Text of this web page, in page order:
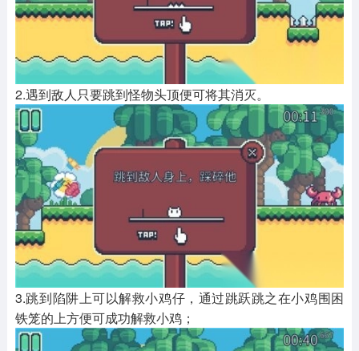
2.遇到敌人只要跳到怪物头顶便可将其消灭。
3.跳到陷阱上可以解救小鸡仔，通过跳跃跳之在小鸡围困
铁笼的上方便可成功解救小鸡；